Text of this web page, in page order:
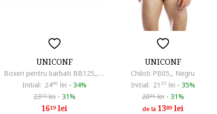
UNICONF
Boxeri pentru barbati BB125,, Negru
Initial: 2490 lei - 34%
2372lei - 31%
1619lei
UNICONF
Chiloti PB05,, Negru
Initial: 21 37 lei - 35%
2035lei - 31%
de la 1389lei